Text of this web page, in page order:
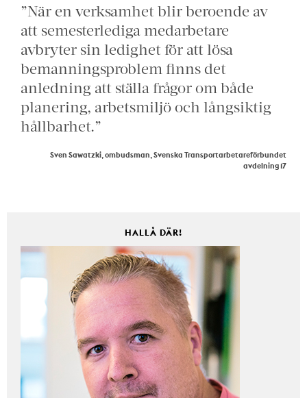
”När en verksamhet blir beroende av
att semesterlediga medarbetare
avbryter sin ledighet för att lösa
bemanningsproblem finns det
anledning att ställa frågor om både
planering, arbetsmiljö och långsiktig
hållbarhet.”
Sven Sawatzki, ombudsman, Svenska Transportarbetareförbundet
avdelning 17
HALLÅ DÄR!